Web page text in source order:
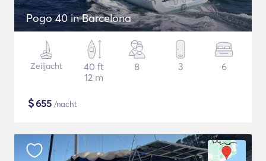
Pogo 40 in Barcelona
Zeiljacht
40 ft
12 m
8 3 6
$655 /nacht